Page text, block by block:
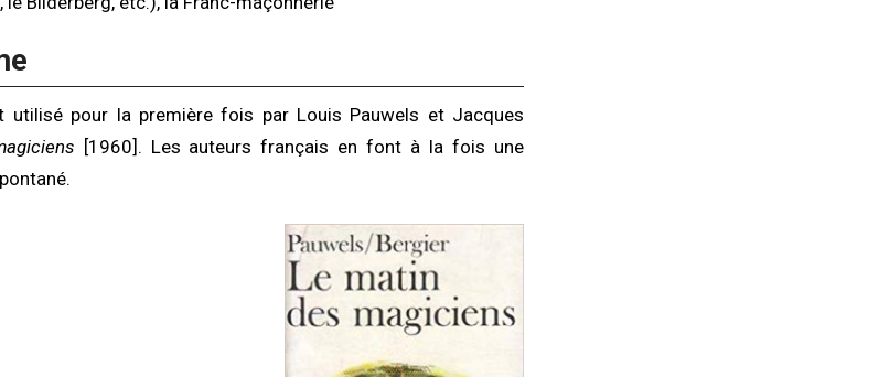
utilisé pour la première fois par Louis Pauwels et Jacques
[1960]. Les auteurs français en font à la fois une